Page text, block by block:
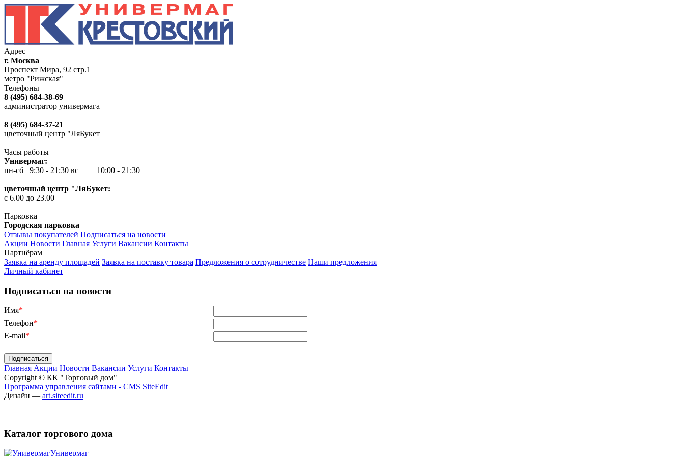
Адрес
г. Москва
Проспект Мира, 92 стр.1
метро "Рижская"
Телефоны
8 (495) 684-38-69
администратор универмага
8 (495) 684-37-21
цветочный центр "ЛяБукет
Часы работы
Универмаг:
пн-сб 9:30 - 21:30 вс 10:00 - 21:30
цветочный центр "ЛяБукет:
с 6.00 до 23.00
Парковка
Городская парковка
Отзывы покупателей Подписаться на новости
Акции Новости Главная Услуги Вакансии Контакты
Партнёрам
Заявка на аренду площадей Заявка на поставку товара Предложения о сотрудничестве Наши предложения
Личный кабинет
Подписаться на новости
Имя*
Телефон*
E-mail*
Главная Акции Новости Вакансии Услуги Контакты
Copyright © КК "Торговый дом"
Программа управления сайтами - CMS SiteEdit
Дизайн — art.siteedit.ru
Каталог торгового дома
Универмаг